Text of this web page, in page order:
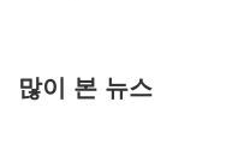
많이 본 뉴스